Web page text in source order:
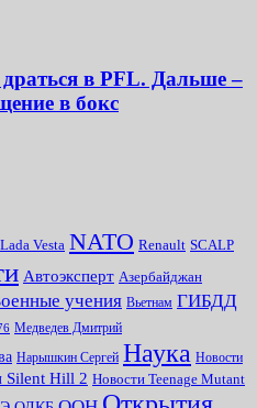
в PFL. Дальше –
в бокс
Lada Vesta NATO Renault SCALP
Автоэксперт Азербайджан
учения Вьетнам ГИБДД
Медведев Дмитрий
Нарышкин Сергей Наука Новости
Silent Hill 2 Новости Teenage Mutant